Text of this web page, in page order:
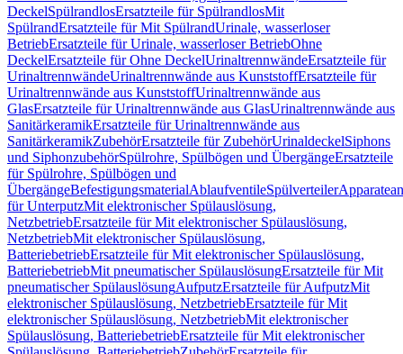
DeckelSpülrandlosErsatzteile für SpülrandlosMit
SpülrandErsatzteile für Mit SpülrandUrinale, wasserloser
BetriebErsatzteile für Urinale, wasserloser BetriebOhne
DeckelErsatzteile für Ohne DeckelUrinaltrennwändeErsatzteile für
UrinaltrennwändeUrinaltrennwände aus KunststoffErsatzteile für
Urinaltrennwände aus KunststoffUrinaltrennwände aus
GlasErsatzteile für Urinaltrennwände aus GlasUrinaltrennwände aus
SanitärkeramikErsatzteile für Urinaltrennwände aus
SanitärkeramikZubehörErsatzteile für ZubehörUrinaldeckelSiphons
und SiphonzubehörSpülrohre, Spülbögen und ÜbergängeErsatzteile
für Spülrohre, Spülbögen und
ÜbergängeBefestigungsmaterialAblaufventileSpülverteiler
für UnterputzMit elektronischer Spülauslösung,
NetzbetriebErsatzteile für Mit elektronischer Spülauslösung,
NetzbetriebMit elektronischer Spülauslösung,
BatteriebetriebErsatzteile für Mit elektronischer Spülauslösung,
BatteriebetriebMit pneumatischer SpülauslösungErsatzteile für Mit
pneumatischer SpülauslösungAufputzErsatzteile für AufputzMit
elektronischer Spülauslösung, NetzbetriebErsatzteile für Mit
elektronischer Spülauslösung, NetzbetriebMit elektronischer
Spülauslösung, BatteriebetriebErsatzteile für Mit elektronischer